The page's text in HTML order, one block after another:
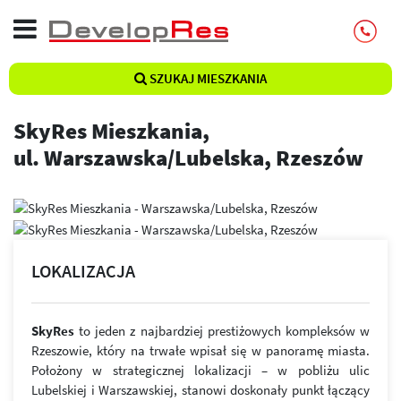
SZUKAJ MIESZKANIA
SkyRes Mieszkania,
ul. Warszawska/Lubelska, Rzeszów
LOKALIZACJA
SkyRes to jeden z najbardziej prestiżowych kompleksów w
Rzeszowie, który na trwałe wpisał się w panoramę miasta.
Położony w strategicznej lokalizacji – w pobliżu ulic
Lubelskiej i Warszawskiej, stanowi doskonały punkt łączący